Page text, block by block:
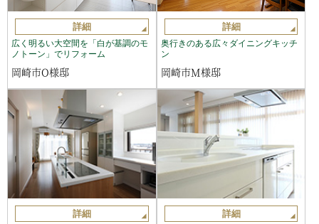
詳細
広く明るい大空間を「白が基調のモ
ノトーン」でリフォーム
岡崎市O様邸
詳細
奥行きのある広々ダイニングキッチ
ン
岡崎市M様邸
詳細 詳細